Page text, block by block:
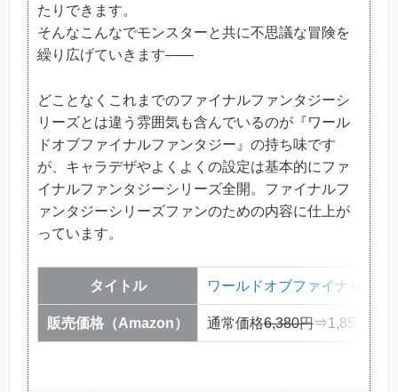
たりできます。
そんなこんなでモンスターと共に不思議な冒険を
繰り広げていきます――
どことなくこれまでのファイナルファンタジーシ
リーズとは違う雰囲気も含んでいるのが『ワール
ドオブファイナルファンタジー』の持ち味です
が、キャラデザやよくよくの設定は基本的にファ
イナルファンタジーシリーズ全開。ファイナルフ
ァンタジーシリーズファンのための内容に仕上が
っています。
タイトル ワールドオブファイナルファ
販売価格（Amazon） 通常価格6,380円⇒1,850円（